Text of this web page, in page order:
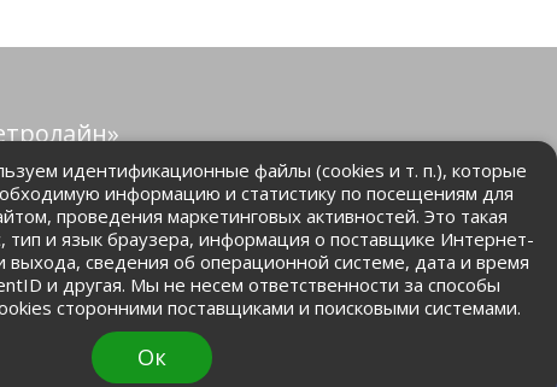
идентификационные файлы (cookies и т. п.), которые
информацию и статистику по посещениям для
проведения маркетинговых активностей. Это такая
тип и язык браузера, информация о поставщике Интернет-
выхода, сведения об операционной системе, дата и время
и другая. Мы не несем ответственности за способы
сторонними поставщиками и поисковыми системами.
Ок